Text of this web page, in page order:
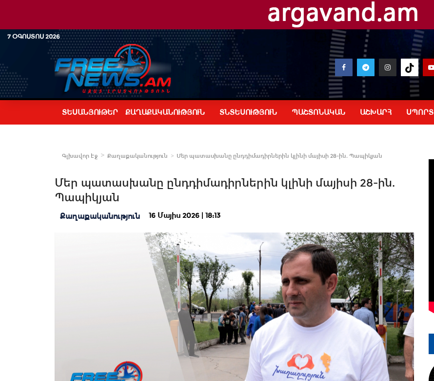
7 ՕԳՈՍՏՈՍ 2026
ՏԵՍԱՆՅՈՒԹԵՐ ՔԱՂԱՔԱԿԱՆՈՒԹՅՈՒՆ ՏՆՏԵՍՈՒԹՅՈՒՆ ՊԱՇՏՈՆԱԿԱՆ ԱՇԽԱՐՀ ՍՊՈՐՏ
Գլխավոր Էջ Քաղաքականություն Մեր պատասխանը ընդդիմադիրներին կլինի մայիսի 28-ին. Պապիկյան
Մեր պատասխանը ընդդիմադիրներին կլինի մայիսի 28-ին.
Պապիկյան
Քաղաքականություն 16 Մայիս 2026 | 18:13